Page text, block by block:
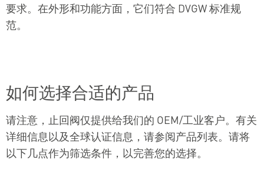
要求。在外形和功能方面，它们符合 DVGW 标准规
范。
如何选择合适的产品
请注意，止回阀仅提供给我们的 OEM/工业客户。有关
详细信息以及全球认证信息，请参阅产品列表。请将
以下几点作为筛选条件，以完善您的选择。